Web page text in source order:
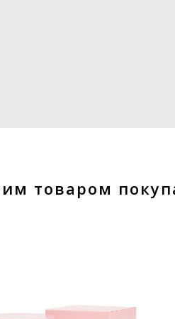
товаром